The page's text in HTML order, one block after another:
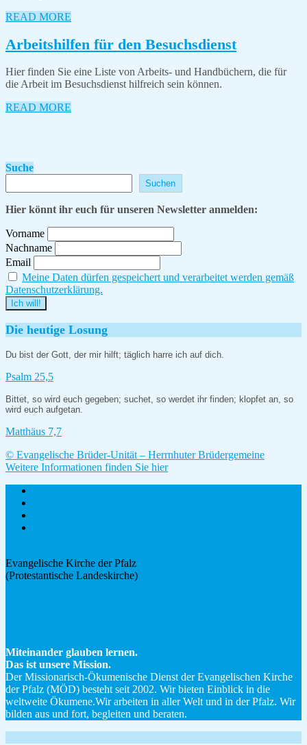
die
Arbeit
im
Besuchsdienst
READ MORE
Arbeitshilfen für den Besuchsdienst
den
Hier finden Sie eine Liste von Arbeits- und Handbüchern, die für
die Arbeit im Besuchsdienst hilfreich sein können.
READ MORE
Suche
Suchen
Hier könnt ihr euch für unseren Newsletter anmelden:
Vorname
Nachname
Email
Meine Daten dürfen gespeichert und verarbeitet werden gemäß
Datenschutzerklärung.
Die heutige Losung
Du bist der Gott, der mir hilft; täglich harre ich auf dich.
Psalm 25,5
Bittet, so wird euch gegeben; suchet, so werdet ihr finden; klopfet an, so
wird euch aufgetan.
Matthäus 7,7
© Evangelische Brüder-Unität – Herrnhuter Brüdergemeine
Weitere Informationen finden Sie hier
Evangelische Kirche der Pfalz
(Protestantische Landeskirche)
Miteinander glauben lernen.
Das ist unsere Mission.
Der Missionarisch-Ökumenische Dienst der Evangelischen Kirche
der Pfalz (MÖD) besteht seit 2002. Wir bieten Einblick in die
weltweite Ökumene.Wir arbeiten in aller Welt und in der Pfalz. Wir
bilden aus und fort, begleiten und beraten.